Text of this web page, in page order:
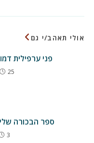
אולי תאהב/י גם
פני ערפילית
25 באוקטובר 2008
ספר הבכורה
3 באפריל 2019